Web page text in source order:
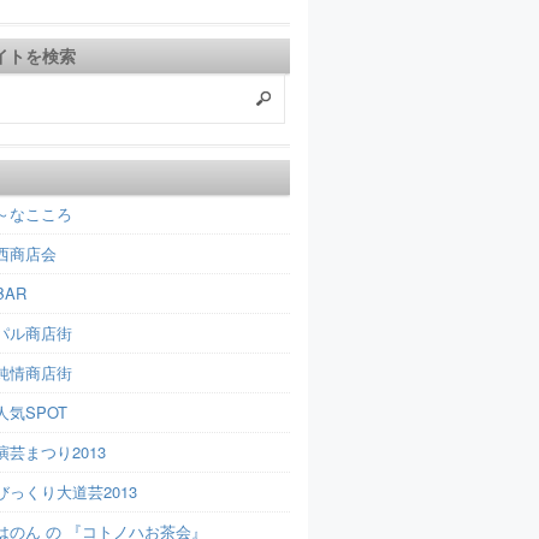
トを検索
なこころ
商店会
ル商店街
情商店街
気SPOT
芸まつり2013
っくり大道芸2013
のん の 『コトノハお茶会』